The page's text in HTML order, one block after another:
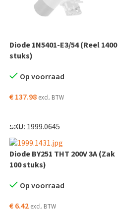
Diode 1N5401-E3/54 (Reel 1400
stuks)
Op voorraad
€137.98 excl. BTW
SKU: 1999.0645
Diode BY251 THT 200V 3A (Zak
100 stuks)
Op voorraad
€6.42 excl. BTW